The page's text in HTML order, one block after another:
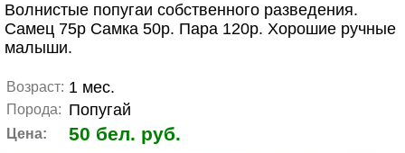
Волнистые попугаи собственного разведения.
Самец 75р Самка 50р. Пара 120р. Хорошие ручные
малыши.
Возраст: 1 мес.
Порода: Попугай
Цена: 50 бел. руб.